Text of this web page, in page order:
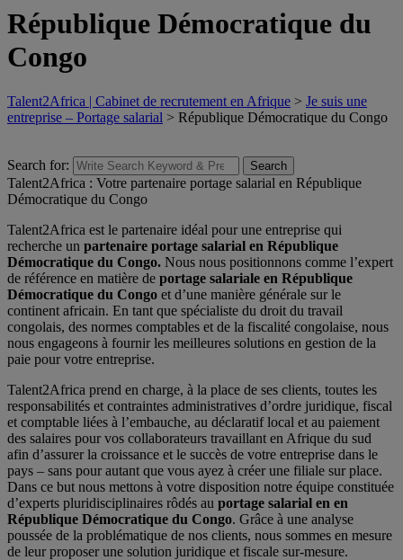
République Démocratique du
Congo
Talent2Africa | Cabinet de recrutement en Afrique > Je suis une
entreprise – Portage salarial > République Démocratique du Congo
Search for: Search
Talent2Africa : Votre partenaire portage salarial en République
Démocratique du Congo
Talent2Africa est le partenaire idéal pour une entreprise qui
recherche un partenaire portage salarial en République
Démocratique du Congo. Nous nous positionnons comme l’expert
de référence en matière de portage salariale en République
Démocratique du Congo et d’une manière générale sur le
continent africain. En tant que spécialiste du droit du travail
congolais, des normes comptables et de la fiscalité congolaise, nous
nous engageons à fournir les meilleures solutions en gestion de la
paie pour votre entreprise.
Talent2Africa prend en charge, à la place de ses clients, toutes les
responsabilités et contraintes administratives d’ordre juridique, fiscal
et comptable liées à l’embauche, au déclaratif local et au paiement
des salaires pour vos collaborateurs travaillant en Afrique du sud
afin d’assurer la croissance et le succès de votre entreprise dans le
pays – sans pour autant que vous ayez à créer une filiale sur place.
Dans ce but nous mettons à votre disposition notre équipe constituée
d’experts pluridisciplinaires rôdés au portage salarial en en
République Démocratique du Congo. Grâce à une analyse
poussée de la problématique de nos clients, nous sommes en mesure
de leur proposer une solution juridique et fiscale sur-mesure.